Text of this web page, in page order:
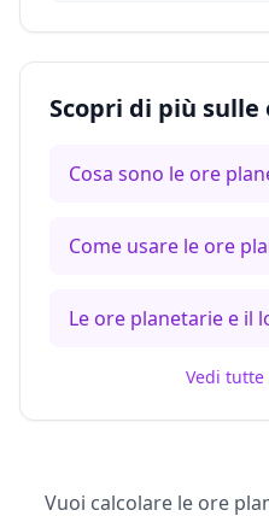
Scopri di più
Cosa sono le ore
Come usare le ore
Le ore planetarie e il
Vedi
Vuoi calcolare le ore